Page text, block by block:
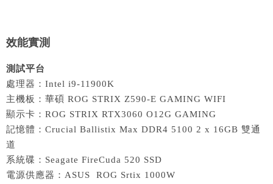
效能實測
測試平台
處理器：Intel i9-11900K
主機板：華碩 ROG STRIX Z590-E GAMING WIFI
顯示卡：ROG STRIX RTX3060 O12G GAMING
記憶體：Crucial Ballistix Max DDR4 5100 2 x 16GB 雙通
道
系統碟：Seagate FireCuda 520 SSD
電源供應器：ASUS ROG Srtix 1000W